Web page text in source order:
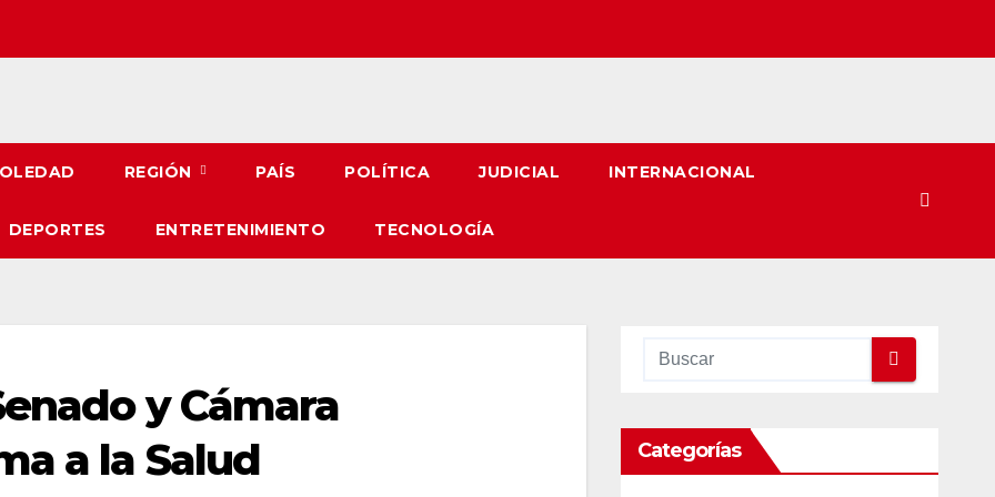
REGIÓN PAÍS POLÍTICA JUDICIAL INTERNACIONAL
DEPORTES ENTRETENIMIENTO TECNOLOGÍA
y Cámara
a la Salud
Categorías